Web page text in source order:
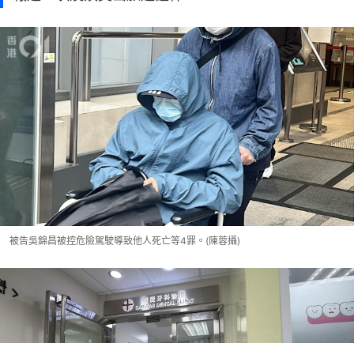
被告吳錦昌被控危險駕駛導致他人死亡等4罪。(陳蓉攝)